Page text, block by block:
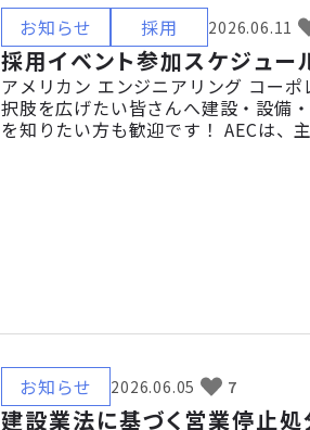
お知らせ 採用 2026.06.11
採用イベント参加スケジュ
アメリカン エンジニアリング コー
択肢を広げたい皆さんへ建設・設備
を知りたい方も歓迎です！ AECは、
お知らせ 2026.06.05 7
建設業法に基づく営業停止処